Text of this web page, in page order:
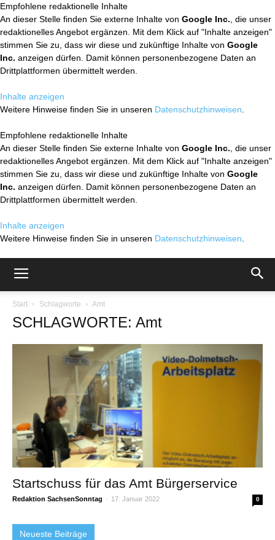
Empfohlene redaktionelle Inhalte
An dieser Stelle finden Sie externe Inhalte von Google Inc. , die unser
redaktionelles Angebot ergänzen. Mit dem Klick auf "Inhalte anzeigen"
stimmen Sie zu, dass wir diese und zukünftige Inhalte von Google
Inc. anzeigen dürfen. Damit können personenbezogene Daten an
Drittplattformen übermittelt werden.
Inhalte anzeigen
Weitere Hinweise finden Sie in unseren Datenschutzhinweisen
Empfohlene redaktionelle Inhalte
An dieser Stelle finden Sie externe Inhalte von Google Inc. , die unser
redaktionelles Angebot ergänzen. Mit dem Klick auf "Inhalte anzeigen"
stimmen Sie zu, dass wir diese und zukünftige Inhalte von Google
Inc. anzeigen dürfen. Damit können personenbezogene Daten an
Drittplattformen übermittelt werden.
Inhalte anzeigen
Weitere Hinweise finden Sie in unseren Datenschutzhinweisen
Start Schlagworte Amt
SCHLAGWORTE: Amt
Startschuss für das Amt Bürgerservice
Redaktion SachsenSonntag - 17. Januar 2022 0
Neueste Beiträge